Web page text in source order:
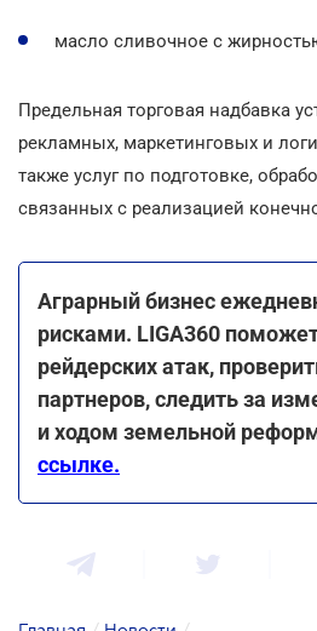
масло сливочное с
Предельная торговая надбавка
рекламных, маркетинговых и
также услуг по подготовке,
связанных с реализацией
Аграрный бизнес
рисками. LIGA360
рейдерских атак,
партнеров, следить за
и ходом земельной
ссылке.